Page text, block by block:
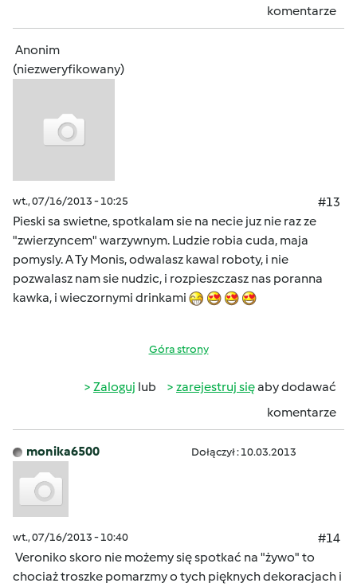
komentarze
Anonim
(niezweryfikowany)
wt., 07/16/2013 - 10:25
#13
Pieski sa swietne, spotkalam sie na necie juz nie raz ze
"zwierzyncem" warzywnym. Ludzie robia cuda, maja
pomysly. A Ty Monis, odwalasz kawal roboty, i nie
pozwalasz nam sie nudzic, i rozpieszczasz nas poranna
kawka, i wieczornymi drinkami
Góra strony
Zaloguj lub zarejestruj sięaby dodawać
komentarze
monika6500 Dołączył : 10.03.2013
wt., 07/16/2013 - 10:40
#14
Veroniko skoro nie możemy się spotkać na "żywo" to
chociaż troszke pomarzmy o tych pięknych dekoracjach i